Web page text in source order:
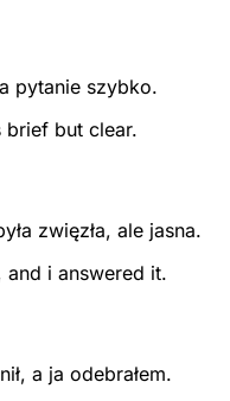
pytanie szybko.
brief but clear.
zwięzła, ale jasna.
and i answered it.
a ja odebrałem.